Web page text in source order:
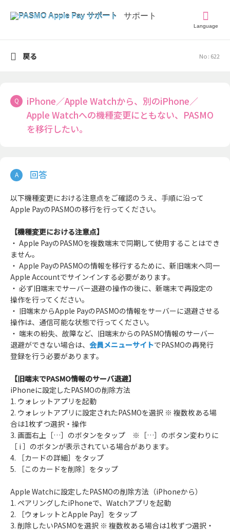
Language
No : 622
iPhone／Apple Watchから、別のiPhone／
Apple Watchへの機種変更にともない、PASMO
を移行したい。
以下機種変更における注意点をご確認のうえ、手順に沿って
Apple PayのPASMOの移行を行ってください。
【機種変更における注意点】
・ Apple PayのPASMOを複数端末で同期して使用することはでき
ません。
・ Apple PayのPASMOの情報を移行するために、新旧端末へ同一
Apple Accountでサインインする必要があります。
・ 必ず旧端末でサーバー退避の操作の後に、新端末で再設定の
操作を行ってください。
・ 旧端末からApple PayのPASMOの情報をサーバーに退避させる
操作は、通信可能な状態で行ってください。
・ 端末の紛失、故障など、旧端末からのPASMO情報のサーバー
退避ができない場合は、 会員メニューサイトでPASMOの再発行
登録を行う必要があります。
【旧端末でPASMO情報のサーバ退避】
iPhoneに設定したPASMOの削除方法
1. ウォレットアプリを起動
2. ウォレットアプリに設定されたPASMOを選択 ※ 複数枚ある場
合は1枚ずつ選択・操作
3. 画面右上［…］のボタンをタップ ※［…］のボタン変わりに
［ i ］のボタンが表示されている場合があります。
4. ［カードの詳細］をタップ
5. ［このカードを削除］をタップ
Apple Watchに設定したPASMOの削除方法（iPhoneから）
1. ペアリングしたiPhoneで、Watchアプリを起動
2. ［ウォレットとApple Pay］をタップ
3. 削除したいPASMOを選択 ※ 複数枚ある場合は1枚ずつ選択・
戻る